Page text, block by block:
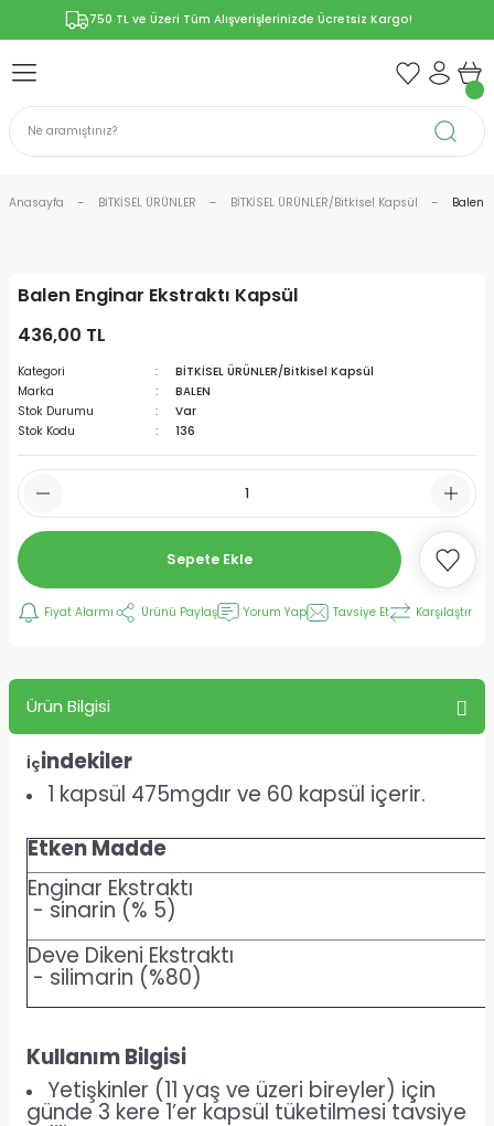
750 TL ve Üzeri Tüm Alışverişlerinizde Ücretsiz Kargo!
Geri Dön
Propolis
Geri Dön
Geri Dön
Geri Dön
KAPSÜLLER
Geri Dön
Anasayfa BİTKİSEL ÜRÜNLER BİTKİSEL ÜRÜNLER/Bitkisel Kapsül Balen
Balen Enginar Ekstraktı Kapsül
436,00 TL
Kategori
BİTKİSEL ÜRÜNLER/Bitkisel Kapsül
Marka
BALEN
Stok Durumu
Var
Stok Kodu
136
Sepete Ekle
Fiyat Alarmı Ürünü Paylaş Yorum Yap Tavsiye Et Karşılaştır
Ürün Bilgisi
İçindekiler
1 kapsül 475mgdır ve 60 kapsül içerir.
Etken Madde
Enginar Ekstraktı
- sinarin (% 5)
Deve Dikeni Ekstraktı
- silimarin (%80)
Kullanım Bilgisi
Yetişkinler (11 yaş ve üzeri bireyler) için
günde 3 kere 1’er kapsül tüketilmesi tavsiye